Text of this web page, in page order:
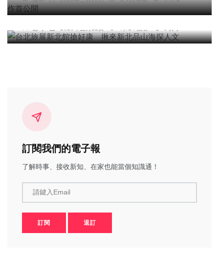
台北旅展新北館搶好康 揪來新北品山海探人文
彭可 2026年五月22日 7,714 觀看 9 分享
訂閱我們的電子報
了解時事、接收新知、在家也能當個知識通！
請鍵入Email
訂閱 退訂